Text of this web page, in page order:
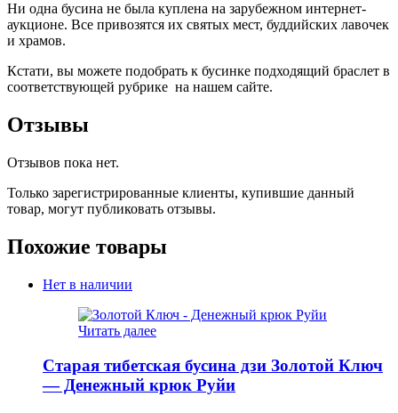
Ни одна бусина не была куплена на зарубежном интернет-
аукционе. Все привозятся их святых мест, буддийских лавочек
и храмов.
Кстати, вы можете подобрать к бусинке подходящий браслет в
соответствующей рубрике на нашем сайте.
Отзывы
Отзывов пока нет.
Только зарегистрированные клиенты, купившие данный
товар, могут публиковать отзывы.
Похожие товары
Нет в наличии
Читать далее
Старая тибетская бусина дзи Золотой Ключ
— Денежный крюк Руйи